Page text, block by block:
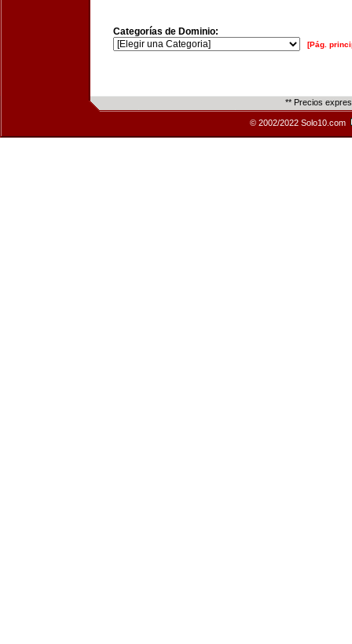
Categorías de Dominio:
[Pág.
** Precios
© 2002/2022 Solo10.com